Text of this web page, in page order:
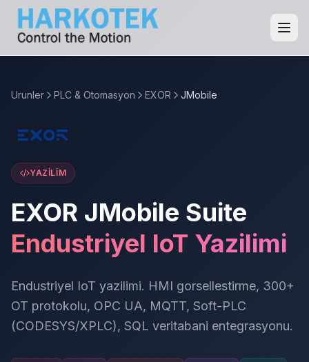
Urunler PLC & Otomasyon EXOR JMobile
YAZILIM
EXOR JMobile Suite
Endustriyel IoT Yazilimi
Endustriyel IoT yazilimi. HMI gorsellestirme, 300+
OT protokolu, OPC UA, MQTT, Soft-PLC
(CODESYS/XPLC), SQL veritabani entegrasyonu.